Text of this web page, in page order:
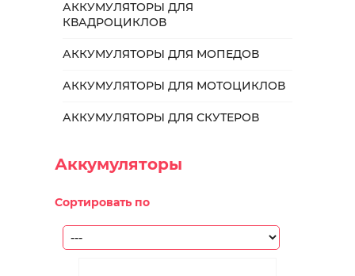
АККУМУЛЯТОРЫ ДЛЯ
КВАДРОЦИКЛОВ
АККУМУЛЯТОРЫ ДЛЯ МОПЕДОВ
АККУМУЛЯТОРЫ ДЛЯ МОТОЦИКЛОВ
АККУМУЛЯТОРЫ ДЛЯ СКУТЕРОВ
Аккумуляторы
Сортировать по